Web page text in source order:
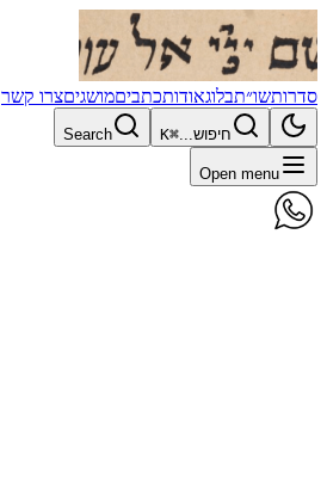
סדרותשו״תבלוגאודותכתביםמושגיםצרו קשר
חיפוש...⌘K
Search
Open menu